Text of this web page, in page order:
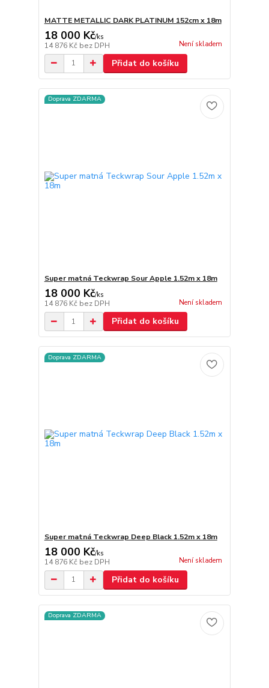
MATTE METALLIC DARK PLATINUM 152cm x 18m
18 000 Kč/ks
14 876 Kč bez DPH Není skladem
Přidat do košíku
Doprava ZDARMA
Super matná Teckwrap Sour Apple 1.52m x 18m
18 000 Kč/ks
14 876 Kč bez DPH Není skladem
Přidat do košíku
Doprava ZDARMA
Super matná Teckwrap Deep Black 1.52m x 18m
18 000 Kč/ks
14 876 Kč bez DPH Není skladem
Přidat do košíku
Doprava ZDARMA